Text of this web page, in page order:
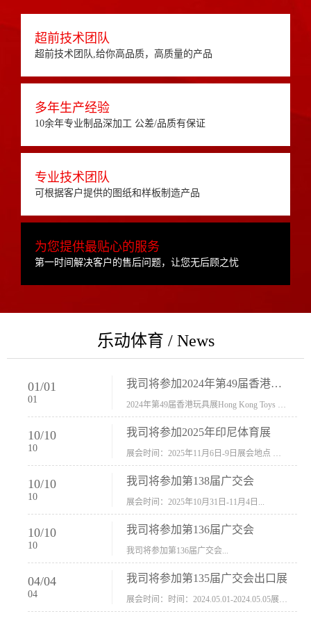
超前技术团队
超前技术团队,给你高品质，高质量的产品
多年生产经验
10余年专业制品深加工 公差/品质有保证
专业技术团队
可根据客户提供的图纸和样板制造产品
为您提供最贴心的服务
第一时间解决客户的售后问题，让您无后顾之忧
乐动体育 / News
01/01
01
我司将参加2024年第49届香港玩具展Hong Kong Toys & Games Fair 欢迎新···
10/10
10
我司将参加2025年印尼体育展
10/10
10
我司将参加第138届广交会
展会时间：2025年10月31日-11月4日...
10/10
10
我司将参加第136届广交会
我司将参加第136届广交会...
04/04
04
我司将参加第135届广交会出口展
展会时间：时间：2024.05.01-2024.05.05展会地址：中国进出口商品交易会展馆福建康莱宝公司展位号12.1G37-38、H11-12，浙江康莱宝展位号17.1B23-24、C19-20...